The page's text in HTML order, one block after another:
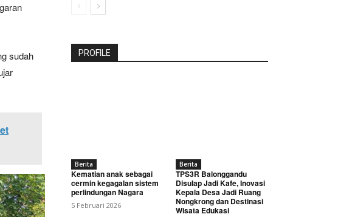
sudah
PROFILE
Berita
Kematian anak sebagai
cermin kegagalan sistem
perlindungan Nagara
5 Februari 2026
Berita
TPS3R Balonggandu
Disulap Jadi Kafe, Inovasi
Kepala Desa Jadi Ruang
Nongkrong dan Destinasi
Wisata Edukasi